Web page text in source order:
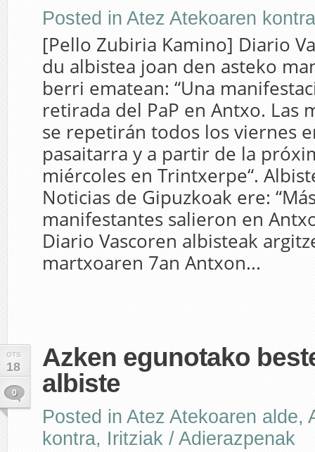
Posted in Atez Atekoaren kontra
[Pello Zubiria Kamino] Diario
du albistea joan den asteko
berri ematean: “Una
retirada del PaP en Antxo. Las
se repetirán todos los viernes
pasaitarra y a partir de la
miércoles en Trintxerpe“.
Noticias de Gipuzkoak ere:
manifestantes salieron en
Diario Vascoren albisteak
martxoaren 7an Antxon...
OTS
18
0
Azken egunotako
albiste
Posted in Atez Atekoaren alde,
kontra, Iritziak / Adierazpenak